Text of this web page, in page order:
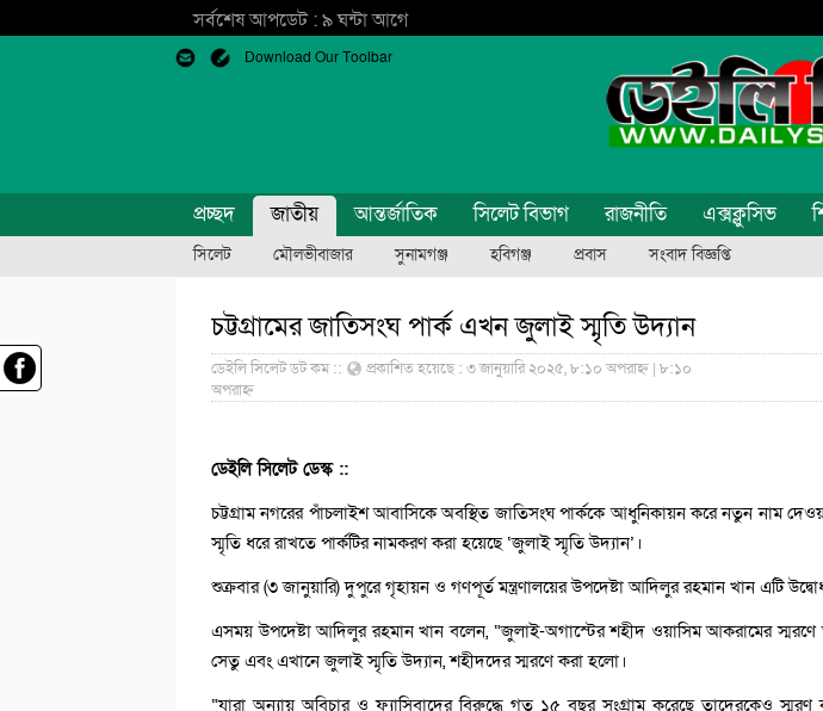
সর্বশেষ আপডেট : ৯ ঘন্টা আগে
Download Our Toolbar
প্রচ্ছদ জাতীয় আন্তর্জাতিক সিলেট বিভাগ রাজনীতি এক্সক্লুসিভ
সিলেট মৌলভীবাজার সুনামগঞ্জ হবিগঞ্জ প্রবাস সংবাদ বিজ্ঞপ্তি
চট্টগ্রামের জাতিসংঘ পার্ক এখন জুলাই স্মৃতি উদ্যান
ডেইলি সিলেট ডট কম ::
প্রকাশিত হয়েছে : ৩ জানুয়ারি ২০২৫, ৮:১০ অপরাহ্ন | ৮:১০
অপরাহ্ন
ডেইলি সিলেট ডেস্ক ::
চট্টগ্রাম নগরের পাঁচলাইশ আবাসিকে অবস্থিত জাতিসংঘ পার্ককে আধুনিকায়ন করে নতুন নাম
স্মৃতি ধরে রাখতে পার্কটির নামকরণ করা হয়েছে ‘জুলাই স্মৃতি উদ্যান’।
শুক্রবার (৩ জানুয়ারি) দুপুরে গৃহায়ন ও গণপূর্ত মন্ত্রণালয়ের উপদেষ্টা আদিলুর রহমান খান এটি
এসময় উপদেষ্টা আদিলুর রহমান খান বলেন, “জুলাই-অগাস্টের শহীদ ওয়াসিম আকরামের স্মরণে
সেতু এবং এখানে জুলাই স্মৃতি উদ্যান, শহীদদের স্মরণে করা হলো।
“যারা অন্যায় অবিচার ও ফ্যাসিবাদের বিরুদ্ধে গত ১৫ বছর সংগ্রাম করেছে তাদেরকেও